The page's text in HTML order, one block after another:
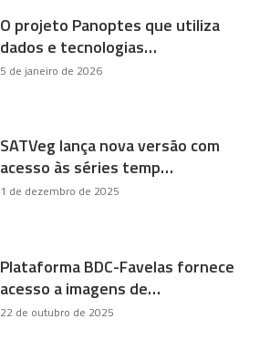
O projeto Panoptes que utiliza
dados e tecnologias…
5 de janeiro de 2026
SATVeg lança nova versão com
acesso às séries temp…
1 de dezembro de 2025
Plataforma BDC-Favelas fornece
acesso a imagens de…
22 de outubro de 2025